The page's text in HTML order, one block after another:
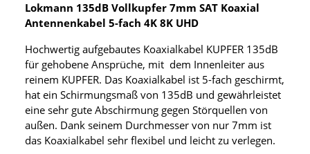
Lokmann 135dB Vollkupfer 7mm SAT Koaxial
Antennenkabel 5-fach 4K 8K UHD
Hochwertig aufgebautes Koaxialkabel KUPFER 135dB
für gehobene Ansprüche, mit dem Innenleiter aus
reinem KUPFER. Das Koaxialkabel ist 5-fach geschirmt,
hat ein Schirmungsmaß von 135dB und gewährleistet
eine sehr gute Abschirmung gegen Störquellen von
außen. Dank seinem Durchmesser von nur 7mm ist
das Koaxialkabel sehr flexibel und leicht zu verlegen.